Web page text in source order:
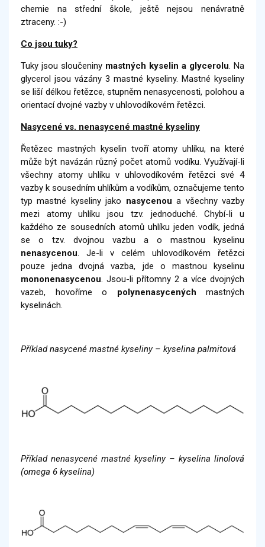
chemie na střední škole, ještě nejsou nenávratně
ztraceny. :-)
Co jsou tuky?
Tuky jsou sloučeniny mastných kyselin a glycerolu . Na
glycerol jsou vázány 3 mastné kyseliny. Mastné kyseliny
se liší délkou řetězce, stupněm nenasycenosti, polohou a
orientací dvojné vazby v uhlovodíkovém řetězci.
Nasycené vs. nenasycené mastné kyseliny
Řetězec mastných kyselin tvoří atomy uhlíku, na které
může být navázán různý počet atomů vodíku. Využívají-li
všechny atomy uhlíku v uhlovodíkovém řetězci své 4
vazby k sousedním uhlíkům a vodíkům, označujeme tento
typ mastné kyseliny jako nasycenou a všechny vazby
mezi atomy uhlíku jsou tzv. jednoduché. Chybí-li u
každého ze sousedních atomů uhlíku jeden vodík, jedná
se o tzv. dvojnou vazbu a o mastnou kyselinu
nenasycenou . Je-li v celém uhlovodíkovém řetězci
pouze jedna dvojná vazba, jde o mastnou kyselinu
mononenasycenou . Jsou-li přítomny 2 a více dvojných
vazeb, hovoříme o polynenasycených mastných
kyselinách.
Příklad nasycené mastné kyseliny – kyselina palmitová
Příklad nenasycené mastné kyseliny – kyselina linolová
(omega 6 kyselina)